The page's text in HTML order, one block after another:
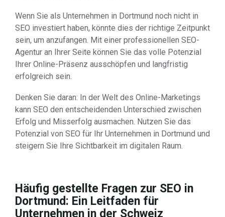
Wenn Sie als Unternehmen in Dortmund noch nicht in
SEO investiert haben, könnte dies der richtige Zeitpunkt
sein, um anzufangen. Mit einer professionellen SEO-
Agentur an Ihrer Seite können Sie das volle Potenzial
Ihrer Online-Präsenz ausschöpfen und langfristig
erfolgreich sein.
Denken Sie daran: In der Welt des Online-Marketings
kann SEO den entscheidenden Unterschied zwischen
Erfolg und Misserfolg ausmachen. Nutzen Sie das
Potenzial von SEO für Ihr Unternehmen in Dortmund und
steigern Sie Ihre Sichtbarkeit im digitalen Raum.
Häufig gestellte Fragen zur SEO in
Dortmund: Ein Leitfaden für
Unternehmen in der Schweiz